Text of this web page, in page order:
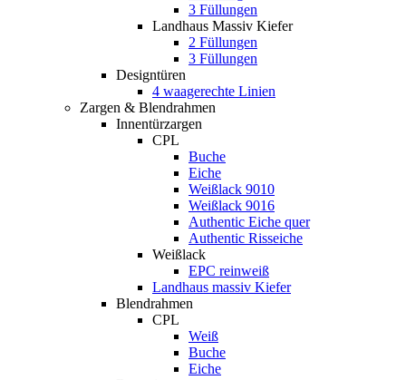
3 Füllungen
Landhaus Massiv Kiefer
2 Füllungen
3 Füllungen
Designtüren
4 waagerechte Linien
Zargen & Blendrahmen
Innentürzargen
CPL
Buche
Eiche
Weißlack 9010
Weißlack 9016
Authentic Eiche quer
Authentic Risseiche
Weißlack
EPC reinweiß
Landhaus massiv Kiefer
Blendrahmen
CPL
Weiß
Buche
Eiche